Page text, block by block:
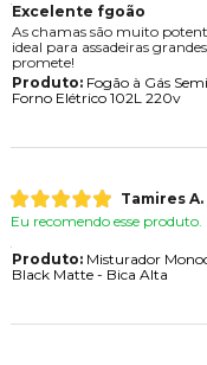
Excelente fgoão
As chamas são muito
ideal para assadeiras
promete!
Produto:Fogão à Gás
Forno Elétrico 102L 220v
Tamires A.
Eu recomendo esse produto.
Produto:Misturador
Black Matte - Bica Alta